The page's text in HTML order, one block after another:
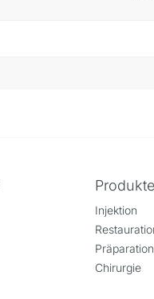
Produkte
Injektion
Präparation
Chirurgie